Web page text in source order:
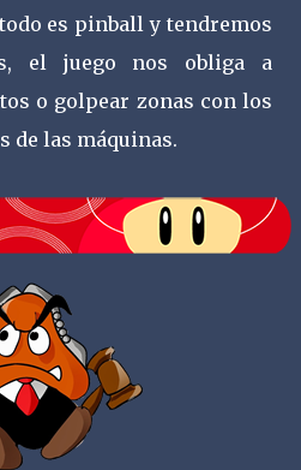
es pinball y tendremos
el juego nos obliga a
o golpear zonas con los
de las máquinas.